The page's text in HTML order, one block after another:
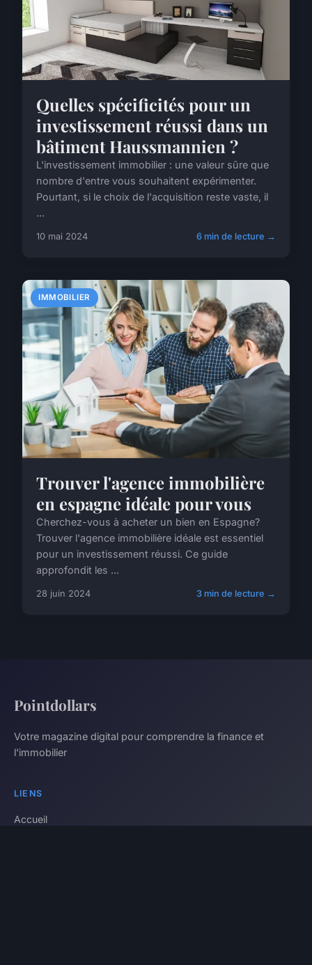
Quelles spécificités pour un
investissement réussi dans un
bâtiment Haussmannien ?
L'investissement immobilier : une valeur sûre que
nombre d'entre vous souhaitent expérimenter.
Pourtant, si le choix de l'acquisition reste vaste, il
...
10 mai 2024 6 min de lecture →
IMMOBILIER
Trouver l'agence immobilière
en espagne idéale pour vous
Cherchez-vous à acheter un bien en Espagne?
Trouver l'agence immobilière idéale est essentiel
pour un investissement réussi. Ce guide
approfondit les ...
28 juin 2024 3 min de lecture →
Pointdollars
Votre magazine digital pour comprendre la finance et
l'immobilier
LIENS
Accueil